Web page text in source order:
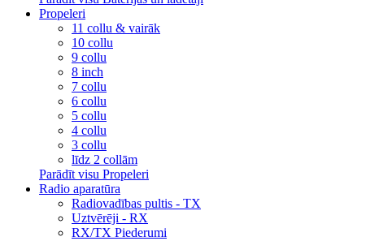
Propeleri
11 collu & vairāk
10 collu
9 collu
8 inch
7 collu
6 collu
5 collu
4 collu
3 collu
līdz 2 collām
Parādīt visu Propeleri
Radio aparatūra
Radiovadības pultis - TX
Uztvērēji - RX
RX/TX Piederumi